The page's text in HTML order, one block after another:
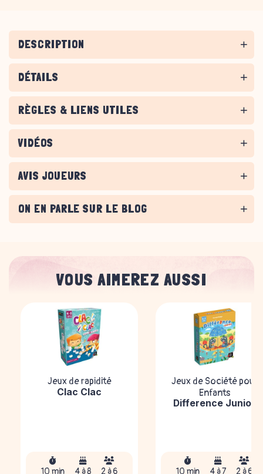
DESCRIPTION
DÉTAILS
RÈGLES & LIENS UTILES
VIDÉOS
AVIS JOUEURS
ON EN PARLE SUR LE BLOG
VOUS AIMEREZ AUSSI
Jeux de rapidité
Clac Clac
10 min 4 à 8 2 à 6
Jeux de Société pour
Enfants
Difference Junior
10 min 4 à 7 2 à 6